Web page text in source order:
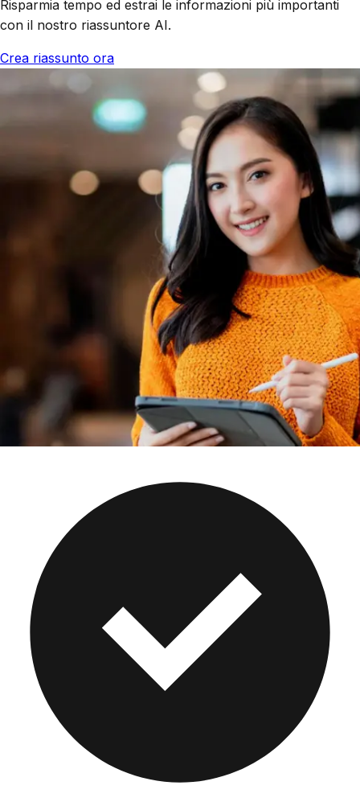
Risparmia tempo ed estrai le informazioni più importanti
con il nostro riassuntore AI.
Crea riassunto ora